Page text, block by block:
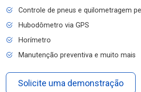
Controle de pneus e quilometragem
Hubodômetro via GPS
Horímetro
Manutenção preventiva e muito mais
Solicite uma demonstração